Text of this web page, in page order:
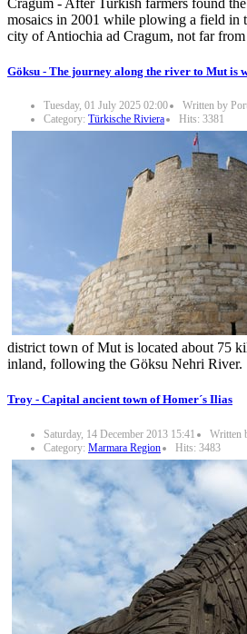
mosaics in 2001 while plowing a field in
city of Antiochia ad Cragum, not far from
Göksu - The journey along the river to Mut is
Tuesday, 01 July 2025 02:00
Written by
Category: Türkische Riviera Hits: 3381
district town of Mut is located about 75
inland, following the Göksu Nehri River.
Troy - Capital ancient town of Homer´s Ilias
Saturday, 14 December 2013 15:41
Written
Category: Marmara Region Hits: 3483